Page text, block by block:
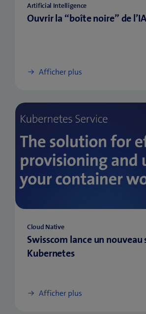
Artificial Intelligence
Ouvrir la “boîte noire” de
Afficher plus
Cloud Native
Swisscom lance un nouveau
Kubernetes
Afficher plus